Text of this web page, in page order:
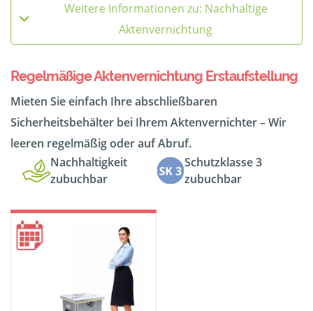
Weitere Informationen zu: Nachhaltige
Aktenvernichtung
Regelmäßige Aktenvernichtung Erstaufstellung
Mieten Sie einfach Ihre abschließbaren
Sicherheitsbehälter bei Ihrem Aktenvernichter – Wir
leeren regelmäßig oder auf Abruf.
Nachhaltigkeit
zubuchbar
Schutzklasse 3
zubuchbar